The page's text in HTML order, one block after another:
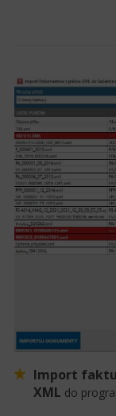
Import
XML do